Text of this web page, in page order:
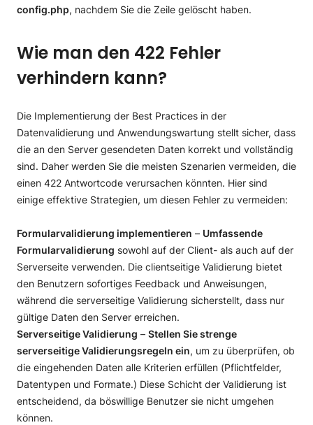
config.php, nachdem Sie die Zeile gelöscht haben.
Wie man den 422 Fehler
verhindern kann?
Die Implementierung der Best Practices in der
Datenvalidierung und Anwendungswartung stellt sicher, dass
die an den Server gesendeten Daten korrekt und vollständig
sind. Daher werden Sie die meisten Szenarien vermeiden, die
einen 422 Antwortcode verursachen könnten. Hier sind
einige effektive Strategien, um diesen Fehler zu vermeiden:
Formularvalidierung implementieren – Umfassende
Formularvalidierung sowohl auf der Client- als auch auf der
Serverseite verwenden. Die clientseitige Validierung bietet
den Benutzern sofortiges Feedback und Anweisungen,
während die serverseitige Validierung sicherstellt, dass nur
gültige Daten den Server erreichen.
Serverseitige Validierung – Stellen Sie strenge
serverseitige Validierungsregeln ein, um zu überprüfen, ob
die eingehenden Daten alle Kriterien erfüllen (Pflichtfelder,
Datentypen und Formate.) Diese Schicht der Validierung ist
entscheidend, da böswillige Benutzer sie nicht umgehen
können.